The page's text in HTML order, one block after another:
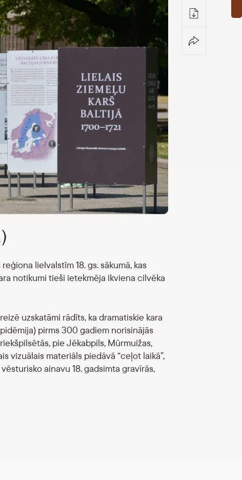
lielvalstīm 18. gs. sākumā, kas
notikumi tieši ietekmēja ikviena cilvēka
uzskatāmi rādīts, ka dramatiskie kara
pirms 300 gadiem norisinājās
pie Jēkabpils, Mūrmuižas,
vizuālais materiāls piedāvā “ceļot laikā”,
ainavu 18. gadsimta gravīrās,